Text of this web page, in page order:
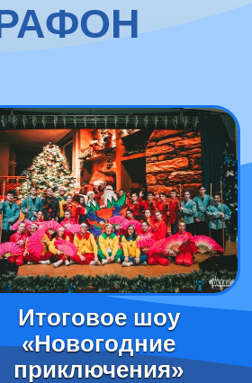
Итоговое шоу
«Новогодние
приключения»